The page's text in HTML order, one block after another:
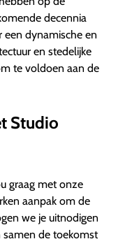
decennia
dynamische en
en stedelijke
te voldoen aan de
Studio
graag met onze
aanpak om de
we je uitnodigen
de toekomst